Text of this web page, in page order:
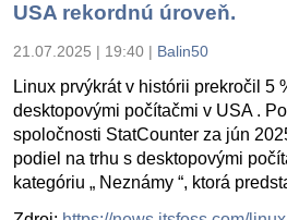
USA rekordnú úroveň.
21.07.2025 | 19:40 | Balin50
Linux prvýkrát v histórii prekročil 5
desktopovými počítačmi v USA .
spoločnosti StatCounter za jún
podiel na trhu s desktopovými
kategóriu „ Neznámy “, ktorá